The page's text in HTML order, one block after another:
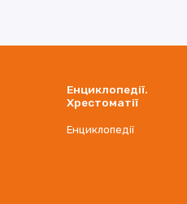
Енциклопедії.
Хрестоматії
Енциклопедії